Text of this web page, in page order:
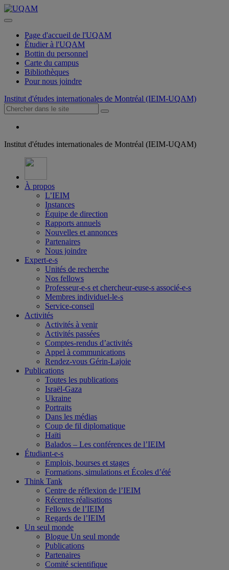
Page d'accueil de l'UQAM
Étudier à l'UQAM
Bottin du personnel
Carte du campus
Bibliothèques
Pour nous joindre
Institut d'études internationales de Montréal (IEIM-UQAM)
Institut d'études internationales de Montréal (IEIM-UQAM)
À propos
L’IEIM
Instances
Équipe de direction
Rapports annuels
Nouvelles et annonces
Partenaires
Nous joindre
Expert-e-s
Unités de recherche
Nos fellows
Professeur-e-s et chercheur-euse-s associé-e-s
Membres individuel-le-s
Service-conseil
Activités
Activités à venir
Activités passées
Comptes-rendus d’activités
Appel à communications
Rendez-vous Gérin-Lajoie
Publications
Toutes les publications
Israël-Gaza
Ukraine
Portraits
Dans les médias
Coup de fil diplomatique
Haïti
Balados – Les conférences de l’IEIM
Étudiant-e-s
Emplois, bourses et stages
Formations, simulations et Écoles d’été
Think Tank
Centre de réflexion de l’IEIM
Récentes réalisations
Fellows de l’IEIM
Regards de l’IEIM
Un seul monde
Blogue Un seul monde
Publications
Partenaires
Comité scientifique